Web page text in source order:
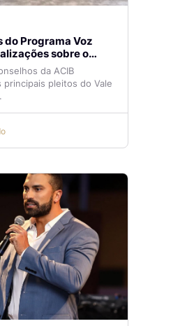
do Programa Voz
sobre o
Navegantes são
na ACIB
da ACIB
principais pleitos do Vale